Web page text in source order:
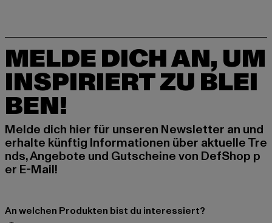
MELDE DICH AN, UM
INSPIRIERT ZU BLEI
BEN!
Melde dich hier für unseren Newsletter an und
erhalte künftig Informationen über aktuelle Tre
nds, Angebote und Gutscheine von DefShop p
er E-Mail!
An welchen Produkten bist du interessiert?